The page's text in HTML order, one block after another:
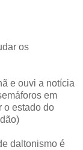
os
e ouvi a notícia
em
o estado do
daltonismo é